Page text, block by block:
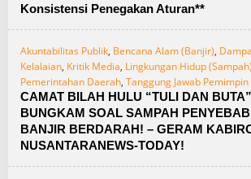
Konsistensi Penegakan Aturan**
Akuntabilitas Publik, Bencana Alam (Banjir),
Kelalaian, Kritik Media, Lingkungan Hidup (Sampah)
Pemerintahan Daerah, Tanggung Jawab Pemimpin
CAMAT BILAH HULU “TULI DAN
BUNGKAM SOAL SAMPAH PENYEBAB
BANJIR BERDARAH! – GERAM
NUSANTARANEWS-TODAY!